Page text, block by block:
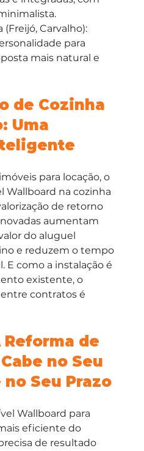
Carvalho):
para
mais natural e
de Cozinha
Uma
para locação, o
Wallboard na cozinha
de retorno
aumentam
do aluguel
e reduzem o tempo
E como a instalação é
existente, o
contratos é
Reforma de
no Seu
Seu Prazo
Wallboard para
eficiente do
de resultado